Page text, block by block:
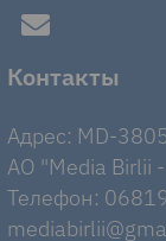
Контакты
Адрес: MD-
AO "Media Birlii
Телефон: